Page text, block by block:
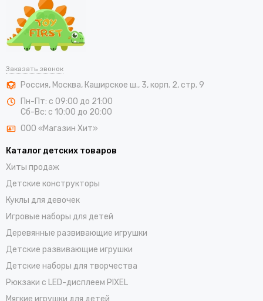
Заказать звонок
Россия, Москва, Каширское ш., 3, корп. 2, стр. 9
Пн-Пт: с 09:00 до 21:00
Сб-Вс: с 10:00 до 20:00
ООО «Магазин Хит»
Каталог детских товаров
Хиты продаж
Детские конструкторы
Куклы для девочек
Игровые наборы для детей
Деревянные развивающие игрушки
Детские развивающие игрушки
Детские наборы для творчества
Рюкзаки с LED-дисплеем PIXEL
Мягкие игрушки для детей